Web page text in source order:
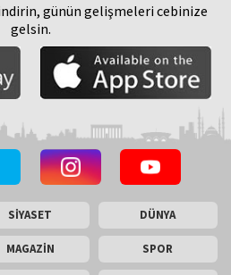
günün gelişmeleri cebinize
gelsin.
SİYASET DÜNYA
MAGAZİN SPOR